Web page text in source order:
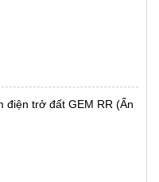
điện trở đất GEM RR (Ấn